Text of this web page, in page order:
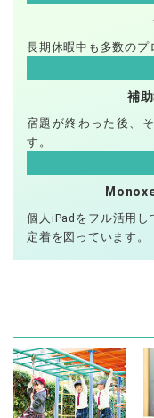
長期休暇中も多数のプ
補
宿題が終わった後、
す。
個人iPadをフル活用
定着を図っています。